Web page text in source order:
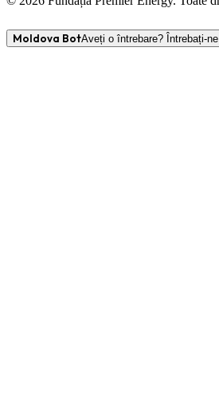
Moldova BotAveți o întrebare? Întrebați-